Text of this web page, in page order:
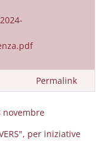
Permalink
novembre
per iniziative